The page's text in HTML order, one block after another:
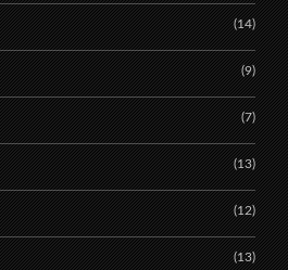
(14)
(9)
(7)
(13)
(12)
(13)